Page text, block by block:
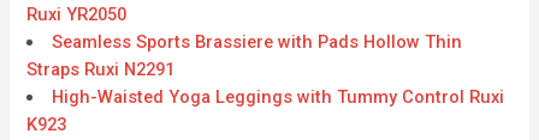
Ruxi YR2050
Seamless Sports Brassiere with Pads Hollow Thin
Straps Ruxi N2291
High-Waisted Yoga Leggings with Tummy Control Ruxi
K923